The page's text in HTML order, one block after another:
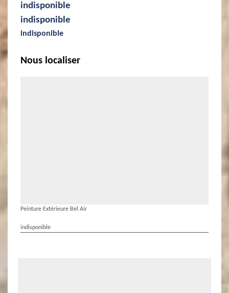
indisponible
indisponible
indisponible
Nous localiser
Peinture Extérieure Bel Air
indisponible